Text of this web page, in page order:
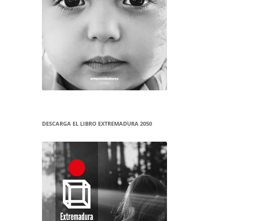
DESCARGA EL LIBRO EXTREMADURA 2050